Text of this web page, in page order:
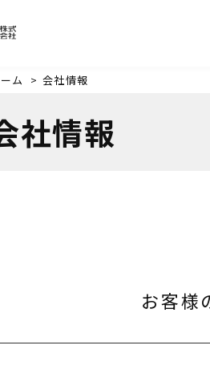
ム > 会社情報
社情報
お客様